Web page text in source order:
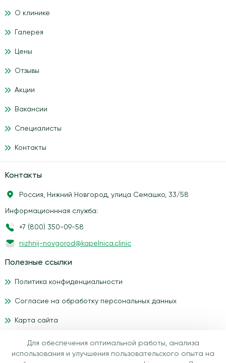
О клинике
Галерея
Цены
Отзывы
Акции
Вакансии
Специалисты
Контакты
Контакты
Россия, Нижний Новгород, улица Семашко, 33/58
Информационнная служба:
+7 (800) 350-09-58
nizhnij-novgorod@kapelnica.clinic
Полезные ссылки
Политика конфиденциальности
Согласие на обработку персональных данных
Карта сайта
Материалы, размещенные на данном сайте, носят
информационный характер и предназначены для
Для обеспечения оптимальной работы, анализа
использования и улучшения пользовательского опыта на